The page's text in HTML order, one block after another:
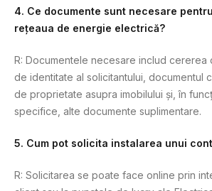
4. Ce documente sunt necesare
rețeaua de energie electrică?
R: Documentele necesare includ cererea
de identitate al solicitantului, documentul
de proprietate asupra imobilului și, în
specifice, alte documente suplimentare.
5. Cum pot solicita instalarea unui
R: Solicitarea se poate face online prin